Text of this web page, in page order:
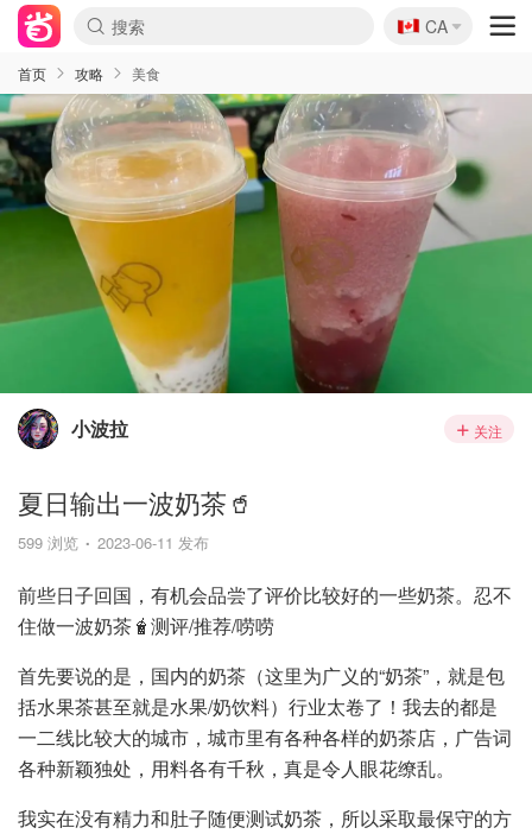
🇨🇦
CA
首页 攻略 美食
小波拉 关注
夏日输出一波奶茶🥤
599 浏览 2023-06-11 发布
前些日子回国，有机会品尝了评价比较好的一些奶茶。忍不
住做一波奶茶🧋测评/推荐/唠唠
首先要说的是，国内的奶茶（这里为广义的“奶茶”，就是包
括水果茶甚至就是水果/奶饮料）行业太卷了！我去的都是
一二线比较大的城市，城市里有各种各样的奶茶店，广告词
各种新颖独处，用料各有千秋，真是令人眼花缭乱。
我实在没有精力和肚子随便测试奶茶，所以采取最保守的方